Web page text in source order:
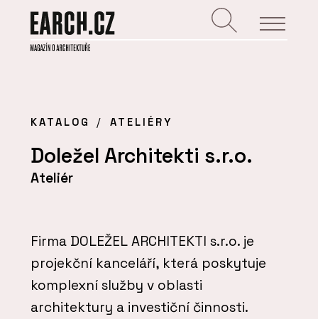
KATALOG ATELIÉRY
Doležel Architekti s.r.o.
Ateliér
Firma DOLEŽEL ARCHITEKTI s.r.o. je
projekční kanceláří, která poskytuje
komplexní služby v oblasti
architektury a investiční činnosti.